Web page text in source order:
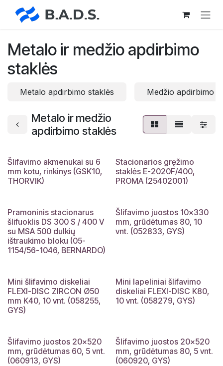
Skip to Content
Metalo ir medžio apdirbimo
staklės
Metalo apdirbimo staklės Medžio apdirbimo
Metalo ir medžio
apdirbimo staklės
Šlifavimo akmenukai su 6
mm kotu, rinkinys (GSK10,
THORVIK)
Stacionarios gręžimo
staklės E-2020F/400,
PROMA (25402001)
Pramoninis stacionarus
šlifuoklis DS 300 S / 400 V
su MSA 500 dulkių
ištraukimo bloku (05-
1154/56-1046, BERNARDO)
Šlifavimo juostos 10×330
mm, grūdėtumas 80, 10
vnt. (052833, GYS)
Mini šlifavimo diskeliai
FLEXI-DISC ZIRCON Ø50
mm K40, 10 vnt. (058255,
GYS)
Mini lapeliniai šlifavimo
diskeliai FLEXI-DISC K80,
10 vnt. (058279, GYS)
Šlifavimo juostos 20×520
mm, grūdėtumas 60, 5 vnt.
(060913, GYS)
Šlifavimo juostos 20×520
mm, grūdėtumas 80, 5 vnt.
(060920, GYS)